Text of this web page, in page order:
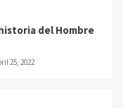
del Hombre
25, 2022